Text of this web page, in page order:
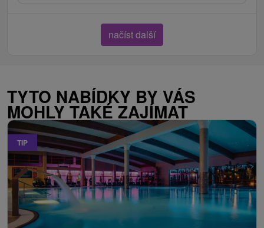
načíst další
TYTO NABÍDKY BY VÁS
MOHLY TAKÉ ZAJÍMAT
TIP